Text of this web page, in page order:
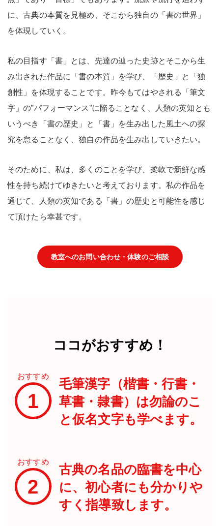
に、古典の本質を見極め、そこから独自の「書の世界」
を体現していく。
私の目指す「書」とは、先達の辿った史跡とそこから生
み出された作品に「書の本質」を学び、「歴史」と「独
創性」を体現することです。昨今もてはやされる「筆文
字」の”パフォーマンス”に陥ることなく、人類の英知とも
いうべき「書の歴史」と「書」を生み出した風土への探
究を怠ることなく、独自の作品を生み出していきたい。
そのために、私は、多くのことを学び、柔軟で新鮮な感
性を持ち続けてゆきたいと考えております。私の作品を
通じて、人類の英知である「書」の歴史と可能性を感じ
て頂けたら幸甚です。
教室へのお問い合わせ・体験のご相談
ココがおすすめ！
おすすめ
1
毛筆漢字（楷書・行書・
草書・隷書）は勿論のこ
と仮名文字も学べます。
おすすめ
2
古典の名品の臨書を中心
に、初心者にも分かりや
すく指導致します。